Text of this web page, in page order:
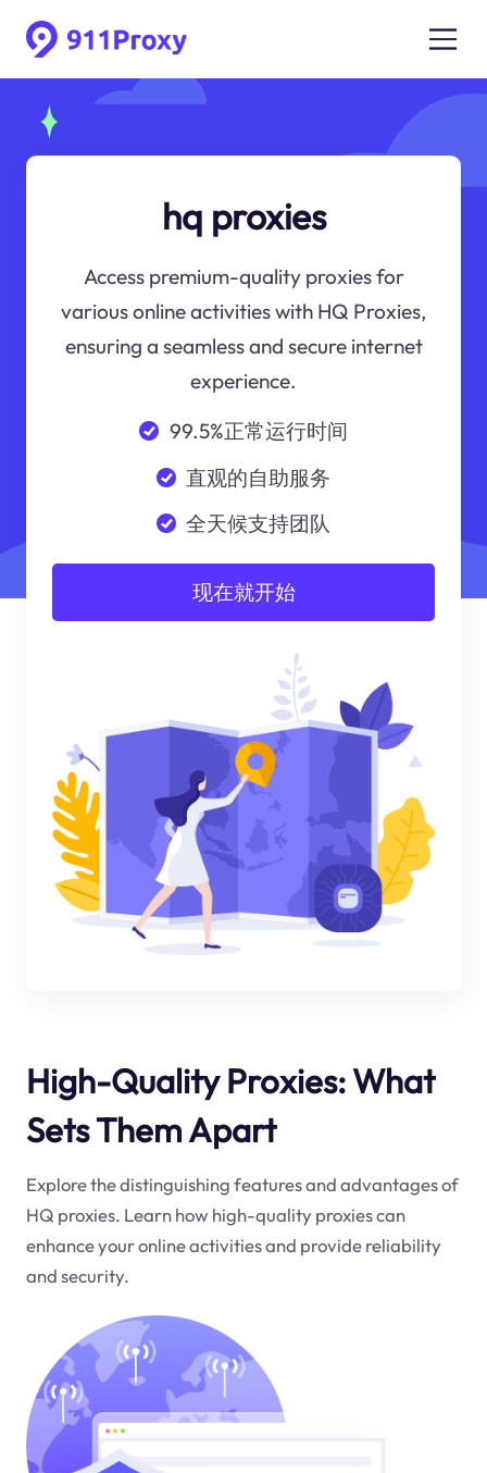
hq proxies
Access premium-quality proxies for
various online activities with HQ Proxies,
ensuring a seamless and secure internet
experience.
99.5%正常运行时间
直观的自助服务
全天候支持团队
现在就开始
High-Quality Proxies: What
Sets Them Apart
Explore the distinguishing features and advantages of
HQ proxies. Learn how high-quality proxies can
enhance your online activities and provide reliability
and security.